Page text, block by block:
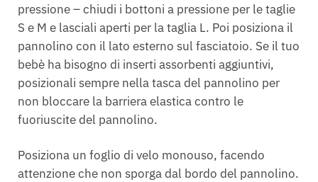
pressione – chiudi i bottoni a pressione per le taglie
S e M e lasciali aperti per la taglia L. Poi posiziona il
pannolino con il lato esterno sul fasciatoio. Se il tuo
bebè ha bisogno di inserti assorbenti aggiuntivi,
posizionali sempre nella tasca del pannolino per
non bloccare la barriera elastica contro le
fuoriuscite del pannolino.
Posiziona un foglio di velo monouso, facendo
attenzione che non sporga dal bordo del pannolino.